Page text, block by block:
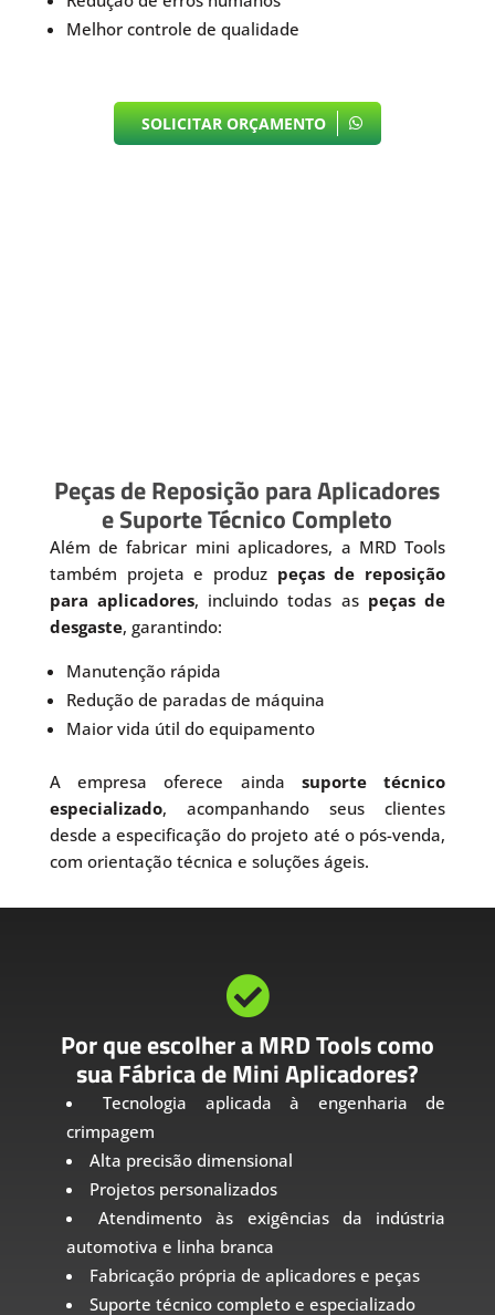
Melhor controle de qualidade
SOLICITAR ORÇAMENTO
Peças de Reposição para Aplicadores
e Suporte Técnico Completo
Além de fabricar mini aplicadores, a MRD Tools
também projeta e produz peças de reposição
para aplicadores, incluindo todas as peças de
desgaste, garantindo:
Manutenção rápida
Redução de paradas de máquina
Maior vida útil do equipamento
A empresa oferece ainda suporte técnico
especializado, acompanhando seus clientes
desde a especificação do projeto até o pós-venda,
com orientação técnica e soluções ágeis.

Por que escolher a MRD Tools como
sua Fábrica de Mini Aplicadores?
Tecnologia aplicada à engenharia de
crimpagem
Alta precisão dimensional
Projetos personalizados
Atendimento às exigências da indústria
automotiva e linha branca
Fabricação própria de aplicadores e peças
Suporte técnico completo e especializado